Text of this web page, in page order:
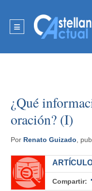
¿Qué
oración? (I)
Por Renato Guizado ,
Compartir: